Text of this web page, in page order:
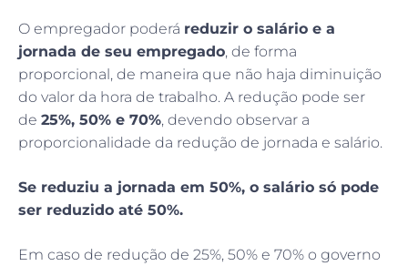
O empregador poderá reduzir o salário e a
jornada de seu empregado, de forma
proporcional, de maneira que não haja diminuição
do valor da hora de trabalho. A redução pode ser
de 25%, 50% e 70%, devendo observar a
proporcionalidade da redução de jornada e salário.
Se reduziu a jornada em 50%, o salário só pode
ser reduzido até 50%.
Em caso de redução de 25%, 50% e 70% o governo